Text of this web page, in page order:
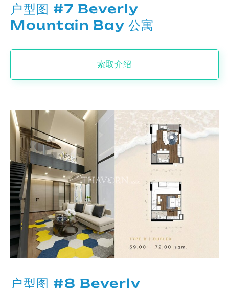
户型图 #7 Beverly
Mountain Bay 公寓
索取介绍
户型图 #8 Beverly